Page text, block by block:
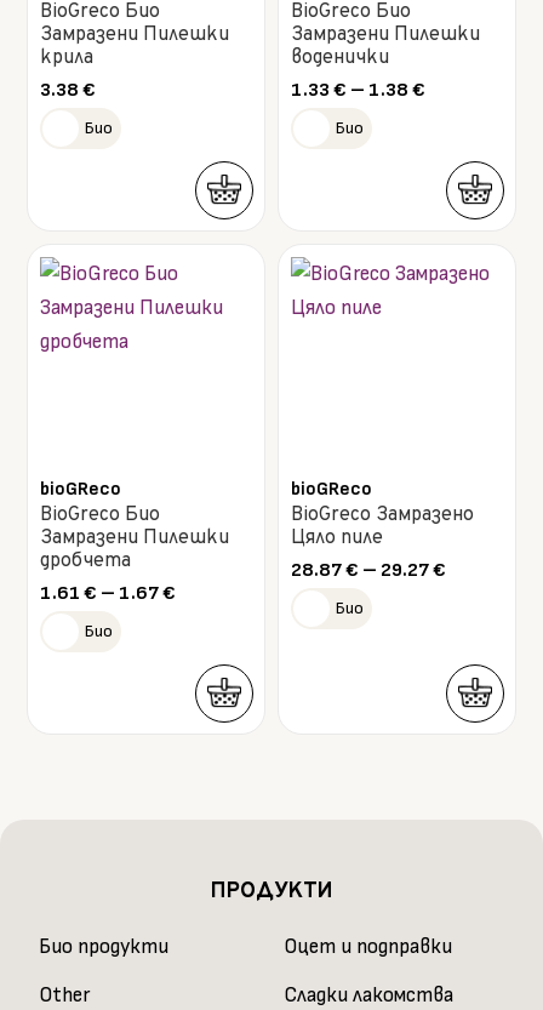
be
be
on
BioGreco Био
Замразени Пилешки
крила
3.38€
Био
product
has
be
on
BioGreco Био
Замразени Пилешки
воденички
1.33 € – 1.38 €
through
1.38 €
Био
product
be
bioGReco
BioGreco Био
Замразени Пилешки
дробчета
1.61€ – 1.67€
through
1.67 €
Био
variants.
options
bioGReco
BioGreco Замразено
Цяло пиле
28.87€ – 29.27€
29.27 €
Био
options
may
ПРОДУКТИ
Био продукти
Other
Оцет и подправки
Сладки лакомства